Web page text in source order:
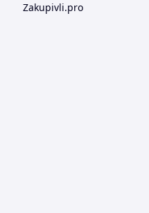
Zakupivli.pro